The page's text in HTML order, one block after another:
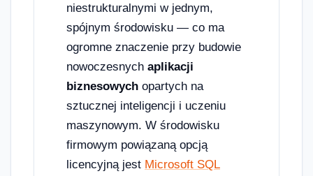
niestrukturalnymi w jednym,
spójnym środowisku — co ma
ogromne znaczenie przy budowie
nowoczesnych aplikacji
biznesowych opartych na
sztucznej inteligencji i uczeniu
maszynowym. W środowisku
firmowym powiązaną opcją
licencyjną jest Microsoft SQL